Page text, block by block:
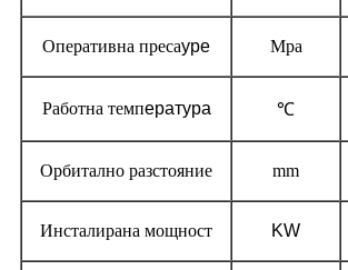
Оперативна пресауре Mpa
Работна температура ℃
Орбитално разстояние mm
Инсталирана мощност KW